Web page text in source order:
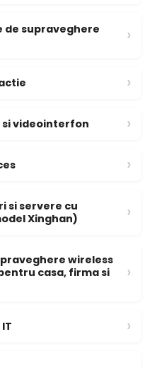
de supraveghere
›
›
videointerfon ›
›
si servere cu
Xinghan)
›
wireless
casa, firma si
›
›